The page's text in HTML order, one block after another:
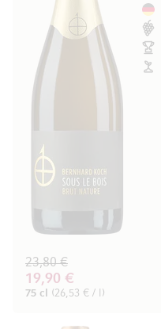
19,90 €
23,80 €
75 cl (26,53 € / l)